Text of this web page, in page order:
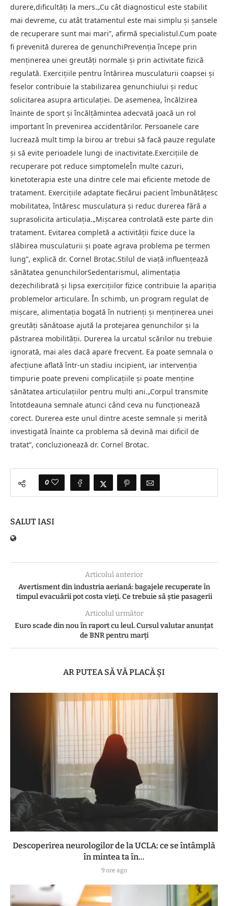
durere,dificultăți la mers.„Cu cât diagnosticul este stabilit
mai devreme, cu atât tratamentul este mai simplu și șansele
de recuperare sunt mai mari”, afirmă specialistul.Cum poate
fi prevenită durerea de genunchiPrevenția începe prin
menținerea unei greutăți normale și prin activitate fizică
regulată. Exercițiile pentru întărirea musculaturii coapsei și
feselor contribuie la stabilizarea genunchiului și reduc
solicitarea asupra articulației. De asemenea, încălzirea
înainte de sport și încălțămintea adecvată joacă un rol
important în prevenirea accidentărilor. Persoanele care
lucrează mult timp la birou ar trebui să facă pauze regulate
și să evite perioadele lungi de inactivitate.Exercițiile de
recuperare pot reduce simptomeleÎn multe cazuri,
kinetoterapia este una dintre cele mai eficiente metode de
tratament. Exercițiile adaptate fiecărui pacient îmbunătățesc
mobilitatea, întăresc musculatura și reduc durerea fără a
suprasolicita articulația.„Mișcarea controlată este parte din
tratament. Evitarea completă a activității fizice duce la
slăbirea musculaturii și poate agrava problema pe termen
lung”, explică dr. Cornel Brotac.Stilul de viață influențează
sănătatea genunchilorSedentarismul, alimentația
dezechilibrată și lipsa exercițiilor fizice contribuie la apariția
problemelor articulare. În schimb, un program regulat de
mișcare, alimentația bogată în nutrienți și menținerea unei
greutăți sănătoase ajută la protejarea genunchilor și la
păstrarea mobilității. Durerea la urcatul scărilor nu trebuie
ignorată, mai ales dacă apare frecvent. Ea poate semnala o
afecțiune aflată într-un stadiu incipient, iar intervenția
timpurie poate preveni complicațiile și poate menține
sănătatea articulațiilor pentru mulți ani.„Corpul transmite
întotdeauna semnale atunci când ceva nu funcționează
corect. Durerea este unul dintre aceste semnale și merită
investigată înainte ca problema să devină mai dificil de
tratat”, concluzionează dr. Cornel Brotac.
0
SALUT IASI
Articolul anterior
Avertisment din industria aeriană: bagajele recuperate în
timpul evacuării pot costa vieți. Ce trebuie să știe pasagerii
Articolul următor
Euro scade din nou în raport cu leul. Cursul valutar anunțat
de BNR pentru marți
AR PUTEA SĂ VĂ PLACĂ ȘI
Descoperirea neurologilor de la UCLA: ce se întâmplă
în mintea ta în...
9 ore ago